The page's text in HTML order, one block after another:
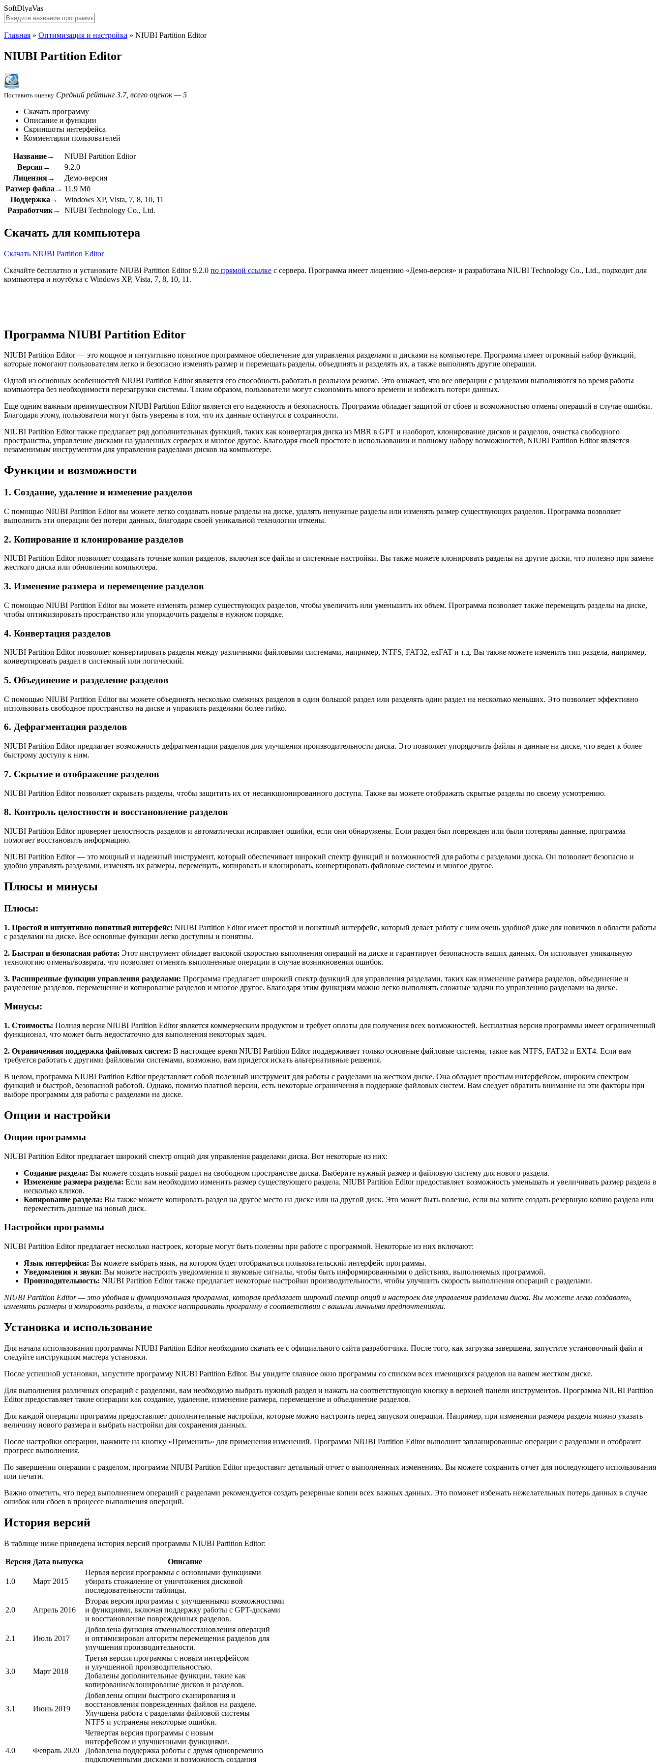
SoftDlyaVas
Главная » Оптимизация и настройка » NIUBI Partition Editor
NIUBI Partition Editor
Поставить оценку Средний рейтинг 3.7, всего оценок — 5
Скачать программу
Описание и функции
Скриншоты интерфейса
Комментарии пользователей
Название→
NIUBI Partition Editor
Версия→
9.2.0
Лицензия→
Демо-версия
Размер файла→ 11.9 Мб
Поддержка→
Windows XP, Vista, 7, 8, 10, 11
Разработчик→
NIUBI Technology Co., Ltd.
Скачать для компьютера
Скачать NIUBI Partition Editor
Скачайте бесплатно и установите NIUBI Partition Editor 9.2.0 по прямой ссылке с сервера. Программа имеет лицензию «Демо-версия» и разработана NIUBI Technology Co., Ltd., подходит для
компьютера и ноутбука с Windows XP, Vista, 7, 8, 10, 11.
Программа NIUBI Partition Editor
NIUBI Partition Editor — это мощное и интуитивно понятное программное обеспечение для управления разделами и дисками на компьютере. Программа имеет огромный набор функций,
которые помогают пользователям легко и безопасно изменять размер и перемещать разделы, объединять и разделять их, а также выполнять другие операции.
Одной из основных особенностей NIUBI Partition Editor является его способность работать в реальном режиме. Это означает, что все операции с разделами выполняются во время работы
компьютера без необходимости перезагрузки системы. Таким образом, пользователи могут сэкономить много времени и избежать потери данных.
Еще одним важным преимуществом NIUBI Partition Editor является его надежность и безопасность. Программа обладает защитой от сбоев и возможностью отмены операций в случае ошибки.
Благодаря этому, пользователи могут быть уверены в том, что их данные останутся в сохранности.
NIUBI Partition Editor также предлагает ряд дополнительных функций, таких как конвертация диска из MBR в GPT и наоборот, клонирование дисков и разделов, очистка свободного
пространства, управление дисками на удаленных серверах и многое другое. Благодаря своей простоте в использовании и полному набору возможностей, NIUBI Partition Editor является
незаменимым инструментом для управления разделами дисков на компьютере.
Функции и возможности
1. Создание, удаление и изменение разделов
С помощью NIUBI Partition Editor вы можете легко создавать новые разделы на диске, удалять ненужные разделы или изменять размер существующих разделов. Программа позволяет
выполнить эти операции без потери данных, благодаря своей уникальной технологии отмены.
2. Копирование и клонирование разделов
NIUBI Partition Editor позволяет создавать точные копии разделов, включая все файлы и системные настройки. Вы также можете клонировать разделы на другие диски, что полезно при замене
жесткого диска или обновлении компьютера.
3. Изменение размера и перемещение разделов
С помощью NIUBI Partition Editor вы можете изменять размер существующих разделов, чтобы увеличить или уменьшить их объем. Программа позволяет также перемещать разделы на диске,
чтобы оптимизировать пространство или упорядочить разделы в нужном порядке.
4. Конвертация разделов
NIUBI Partition Editor позволяет конвертировать разделы между различными файловыми системами, например, NTFS, FAT32, exFAT и т.д. Вы также можете изменить тип раздела, например,
конвертировать раздел в системный или логический.
5. Объединение и разделение разделов
С помощью NIUBI Partition Editor вы можете объединять несколько смежных разделов в один большой раздел или разделять один раздел на несколько меньших. Это позволяет эффективно
использовать свободное пространство на диске и управлять разделами более гибко.
6. Дефрагментация разделов
NIUBI Partition Editor предлагает возможность дефрагментации разделов для улучшения производительности диска. Это позволяет упорядочить файлы и данные на диске, что ведет к более
быстрому доступу к ним.
7. Скрытие и отображение разделов
NIUBI Partition Editor позволяет скрывать разделы, чтобы защитить их от несанкционированного доступа. Также вы можете отображать скрытые разделы по своему усмотрению.
8. Контроль целостности и восстановление разделов
NIUBI Partition Editor проверяет целостность разделов и автоматически исправляет ошибки, если они обнаружены. Если раздел был поврежден или были потеряны данные, программа
помогает восстановить информацию.
NIUBI Partition Editor — это мощный и надежный инструмент, который обеспечивает широкий спектр функций и возможностей для работы с разделами диска. Он позволяет безопасно и
удобно управлять разделами, изменять их размеры, перемещать, копировать и клонировать, конвертировать файловые системы и многое другое.
Плюсы и минусы
Плюсы:
1. Простой и интуитивно понятный интерфейс: NIUBI Partition Editor имеет простой и понятный интерфейс, который делает работу с ним очень удобной даже для новичков в области работы
с разделами на диске. Все основные функции легко доступны и понятны.
2. Быстрая и безопасная работа: Этот инструмент обладает высокой скоростью выполнения операций на диске и гарантирует безопасность ваших данных. Он использует уникальную
технологию отмены/возврата, что позволяет отменять выполненные операции в случае возникновения ошибок.
3. Расширенные функции управления разделами: Программа предлагает широкий спектр функций для управления разделами, таких как изменение размера разделов, объединение и
разделение разделов, перемещение и копирование разделов и многое другое. Благодаря этим функциям можно легко выполнять сложные задачи по управлению разделами на диске.
Минусы:
1. Стоимость: Полная версия NIUBI Partition Editor является коммерческим продуктом и требует оплаты для получения всех возможностей. Бесплатная версия программы имеет ограниченный
функционал, что может быть недостаточно для выполнения некоторых задач.
2. Ограниченная поддержка файловых систем: В настоящее время NIUBI Partition Editor поддерживает только основные файловые системы, такие как NTFS, FAT32 и EXT4. Если вам
требуется работать с другими файловыми системами, возможно, вам придется искать альтернативные решения.
В целом, программа NIUBI Partition Editor представляет собой полезный инструмент для работы с разделами на жестком диске. Она обладает простым интерфейсом, широким спектром
функций и быстрой, безопасной работой. Однако, помимо платной версии, есть некоторые ограничения в поддержке файловых систем. Вам следует обратить внимание на эти факторы при
выборе программы для работы с разделами на диске.
Опции и настройки
Опции программы
NIUBI Partition Editor предлагает широкий спектр опций для управления разделами диска. Вот некоторые из них:
Создание раздела: Вы можете создать новый раздел на свободном пространстве диска. Выберите нужный размер и файловую систему для нового раздела.
Изменение размера раздела: Если вам необходимо изменить размер существующего раздела, NIUBI Partition Editor предоставляет возможность уменьшать и увеличивать размер раздела в
несколько кликов.
Копирование раздела: Вы также можете копировать раздел на другое место на диске или на другой диск. Это может быть полезно, если вы хотите создать резервную копию раздела или
переместить данные на новый диск.
Настройки программы
NIUBI Partition Editor предлагает несколько настроек, которые могут быть полезны при работе с программой. Некоторые из них включают:
Язык интерфейса: Вы можете выбрать язык, на котором будет отображаться пользовательский интерфейс программы.
Уведомления и звуки: Вы можете настроить уведомления и звуковые сигналы, чтобы быть информированными о действиях, выполняемых программой.
Производительность: NIUBI Partition Editor также предлагает некоторые настройки производительности, чтобы улучшить скорость выполнения операций с разделами.
NIUBI Partition Editor — это удобная и функциональная программа, которая предлагает широкий спектр опций и настроек для управления разделами диска. Вы можете легко создавать,
изменять размеры и копировать разделы, а также настраивать программу в соответствии с вашими личными предпочтениями.
Установка и использование
Для начала использования программы NIUBI Partition Editor необходимо скачать ее с официального сайта разработчика. После того, как загрузка завершена, запустите установочный файл и
следуйте инструкциям мастера установки.
После успешной установки, запустите программу NIUBI Partition Editor. Вы увидите главное окно программы со списком всех имеющихся разделов на вашем жестком диске.
Для выполнения различных операций с разделами, вам необходимо выбрать нужный раздел и нажать на соответствующую кнопку в верхней панели инструментов. Программа NIUBI Partition
Editor предоставляет такие операции как создание, удаление, изменение размера, перемещение и объединение разделов.
Для каждой операции программа предоставляет дополнительные настройки, которые можно настроить перед запуском операции. Например, при изменении размера раздела можно указать
величину нового размера и выбрать настройки для сохранения данных.
После настройки операции, нажмите на кнопку «Применить» для применения изменений. Программа NIUBI Partition Editor выполнит запланированные операции с разделами и отобразит
прогресс выполнения.
По завершении операции с разделом, программа NIUBI Partition Editor предоставит детальный отчет о выполненных изменениях. Вы можете сохранить отчет для последующего использования
или печати.
Важно отметить, что перед выполнением операций с разделами рекомендуется создать резервные копии всех важных данных. Это поможет избежать нежелательных потерь данных в случае
ошибок или сбоев в процессе выполнения операций.
История версий
В таблице ниже приведена история версий программы NIUBI Partition Editor:
Версия Дата выпуска Описание
1.0 Март 2015
Первая версия программы с основными функциями
убирать стожаление от уничтожения дисковой
последовательности таблицы.
2.0 Апрель 2016
Вторая версия программы с улучшенными возможностями
и функциями, включая поддержку работы с GPT-дисками
и восстановление поврежденных разделов.
2.1 Июль 2017
Добавлена функция отмены/восстановления операций
и оптимизирован алгоритм перемещения разделов для
улучшения производительности.
3.0 Март 2018
Третья версия программы с новым интерфейсом
и улучшенной производительностью.
Добалены дополнительные функции, такие как
копирование/клонирование дисков и разделов.
3.1 Июнь 2019
Добавлены опции быстрого сканирования и
восстановления поврежденных файлов на разделе.
Улучшена работа с разделами файловой системы
NTFS и устранены некоторые ошибки.
4.0 Февраль 2020
Четвертая версия программы с новым
интерфейсом и улучшенными функциями.
Добавлена поддержка работы с двумя одновременно
подключенными дисками и возможность создания